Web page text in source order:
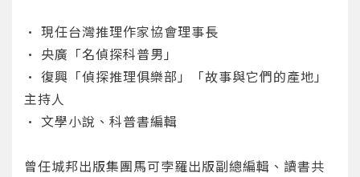
• 現任台灣推理作家協會理事長
• 央廣「名偵探科普男」
• 復興「偵探推理俱樂部」「故事與它們的產地」
主持人
• 文學小說、科普書編輯
曾任城邦出版集團馬可孛羅出版副總編輯、讀書共